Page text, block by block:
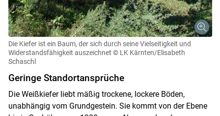
Die Kiefer ist ein Baum, der sich durch seine Vielseitigkeit und
Widerstandsfähigkeit auszeichnet © LK Kärnten/Elisabeth
Schaschl
Geringe Standort­ansprüche
Die Weißkiefer liebt mäßig trockene, lockere Böden,
unabhängig vom Grundgestein. Sie kommt von der Ebene